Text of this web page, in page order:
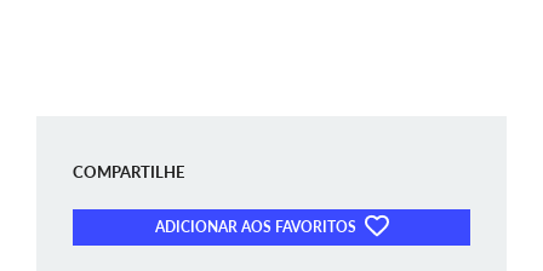
COMPARTILHE
ADICIONAR AOS FAVORITOS